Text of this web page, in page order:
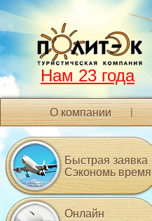
Нам 23 года
О компании
Быстрая заявка
Сэкономь время
Онлайн